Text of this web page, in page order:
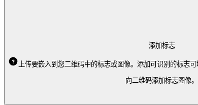
添加标志
上传要嵌入到您二维码中的标志或图像。添加可识别的标志
向二维码添加标志图像。